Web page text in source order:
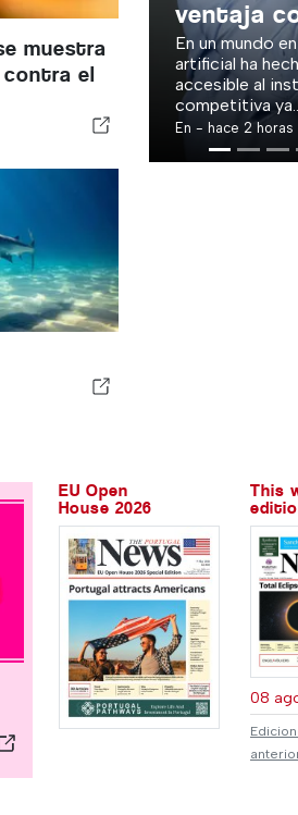
muestra
contra el
la carga
Para quienes
régimen fiscal
(NHR), el fin
puede
En - hace 22 horas
EU Open
House 2026
This
08